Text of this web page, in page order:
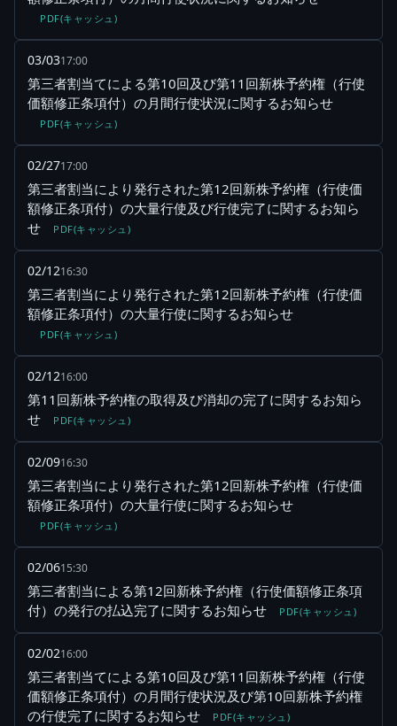
PDF(キャッシュ)
03/0317:00
第三者割当てによる第10回及び第11回新株予約権（行使
価額修正条項付）の月間行使状況に関するお知らせ
PDF(キャッシュ)
02/2717:00
第三者割当により発行された第12回新株予約権（行使価
額修正条項付）の大量行使及び行使完了に関するお知ら
せ
PDF(キャッシュ)
02/1216:30
第三者割当により発行された第12回新株予約権（行使価
額修正条項付）の大量行使に関するお知らせ
PDF(キャッシュ)
02/1216:00
第11回新株予約権の取得及び消却の完了に関するお知ら
せ
PDF(キャッシュ)
02/0916:30
第三者割当により発行された第12回新株予約権（行使価
額修正条項付）の大量行使に関するお知らせ
PDF(キャッシュ)
02/0615:30
第三者割当による第12回新株予約権（行使価額修正条項
付）の発行の払込完了に関するお知らせ
PDF(キャッシュ)
02/0216:00
第三者割当てによる第10回及び第11回新株予約権（行使
価額修正条項付）の月間行使状況及び第10回新株予約権
の行使完了に関するお知らせ
PDF(キャッシュ)